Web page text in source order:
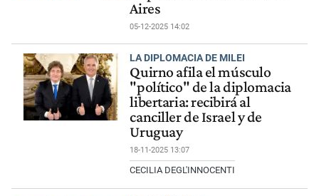
Aires
05-12-2025 14:02
LA DIPLOMACIA DE MILEI
Quirno afila el músculo
"político" de la diplomacia
libertaria: recibirá al
canciller de Israel y de
Uruguay
18-11-2025 13:07
CECILIA DEGL'INNOCENTI